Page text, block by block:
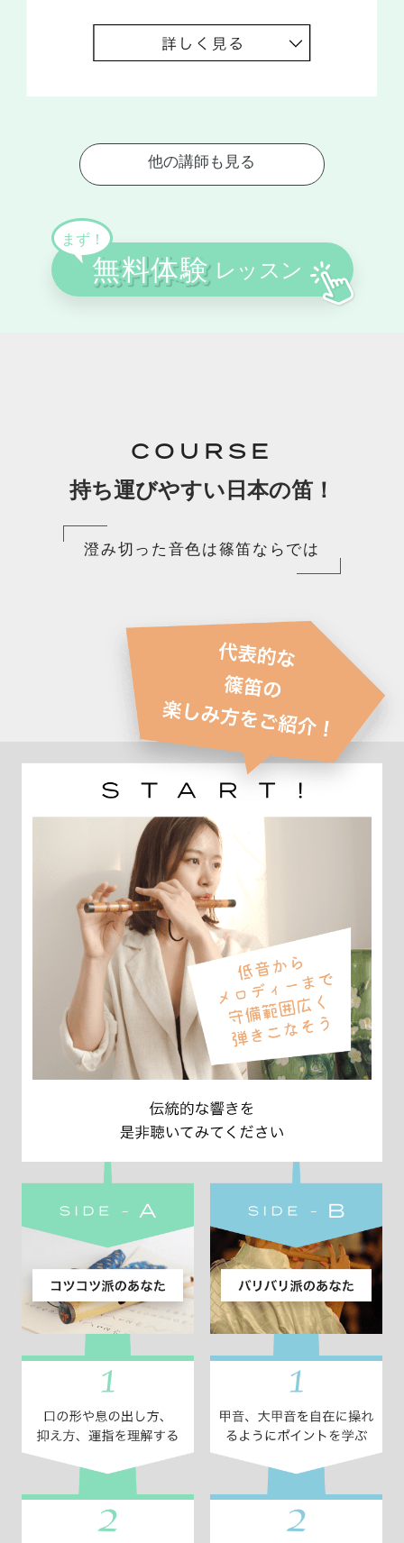
COURSE
持ち運びやすい日本の笛！
澄み切った音色は篠笛ならでは